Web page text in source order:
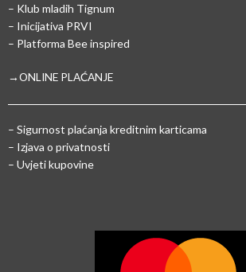
– Klub mladih Tignum
– Inicijativa PRVI
– Platforma Bee inspired
→ONLINE PLAĆANJE
– Sigurnost plaćanja kreditnim karticama
– Izjava o privatnosti
– Uvjeti kupovine